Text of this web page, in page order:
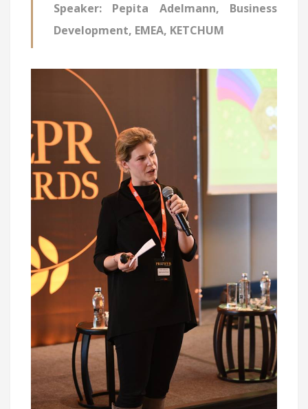
Speaker: Pepita Adelmann, Business
Development, EMEA, KETCHUM